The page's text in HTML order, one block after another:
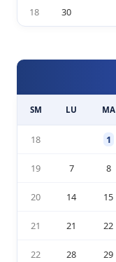
18 30
SM LU MA
18 1
19 7 8
20 14 15
21 21 22
22 28 29